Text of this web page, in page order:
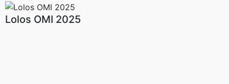
Lolos OMI 2025